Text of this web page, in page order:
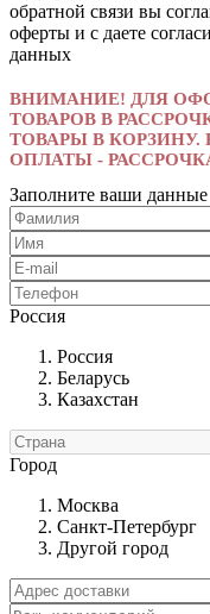
обратной связи вы
оферты и с даете
данных
ВНИМАНИЕ! ДЛЯ
ТОВАРОВ В
ТОВАРЫ В КОРЗИНУ.
ОПЛАТЫ -
Заполните ваши данные
Россия
Россия
Беларусь
Казахстан
Город
Москва
Санкт-Петербург
Другой город